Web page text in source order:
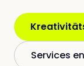
Services